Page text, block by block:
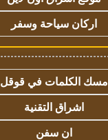
اركان سياحة وسفر
مسك الكلمات في قوقل
اشراق التقنية
ان سفن